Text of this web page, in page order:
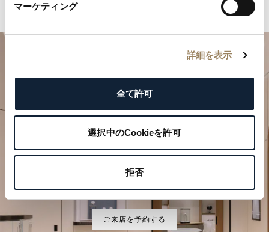
マーケティング
詳細を表示
全て許可
選択中のCookieを許可
拒否
特別なひとときを計画する
ご来店を予約する